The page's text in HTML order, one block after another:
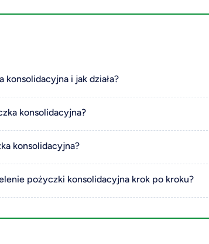
i jak działa?
konsolidacyjna?
konsolidacyjna?
pożyczki konsolidacyjna krok po kroku?